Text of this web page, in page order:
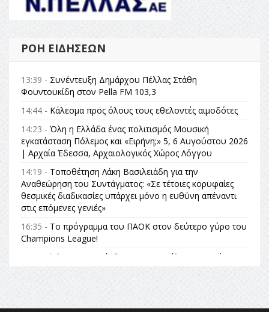
ΡΟΉ ΕΙΔΉΣΕΩΝ
13:39 - Συνέντευξη Δημάρχου Πέλλας Στάθη
Φουντουκίδη στον Pella FM 103,3
14:44 - Κάλεσμα προς όλους τους εθελοντές αιμοδότες
14:23 - Όλη η Ελλάδα ένας πολιτισμός Μουσική
εγκατάσταση Πόλεμος και «Ειρήνη;» 5, 6 Αυγούστου 2026
| Αρχαία Έδεσσα, Αρχαιολογικός Χώρος Λόγγου
14:19 - Τοποθέτηση Λάκη Βασιλειάδη για την
Αναθεώρηση του Συντάγματος: «Σε τέτοιες κορυφαίες
θεσμικές διαδικασίες υπάρχει μόνο η ευθύνη απέναντι
στις επόμενες γενιές»
16:35 - Το πρόγραμμα του ΠΑΟΚ στον δεύτερο γύρο του
Champions League!
Όλυμπος: Εντάχθηκε στον Κατάλογο Παγκόσμιας
Κληρονομιάς της UNESCO – Ομόφωνη η απόφαση Ο
Όλυμπος αναγνωρίστηκε ως φυσικό και πολιτιστικό
αγαθό εξέχουσας οικουμενικής αξίας για την
ανθρωπότητα